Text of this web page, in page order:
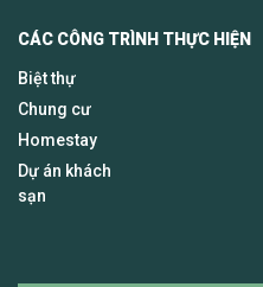
CÁC CÔNG TRÌNH THỰC HIỆN
Biệt thự
Chung cư
Homestay
Dự án khách
sạn